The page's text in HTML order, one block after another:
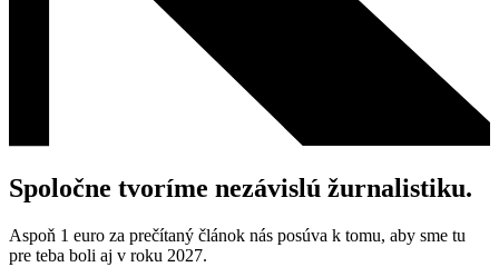
Spoločne tvoríme nezávislú žurnalistiku.
Aspoň 1 euro za prečítaný článok nás posúva k tomu, aby sme tu
pre teba boli aj v roku 2027.